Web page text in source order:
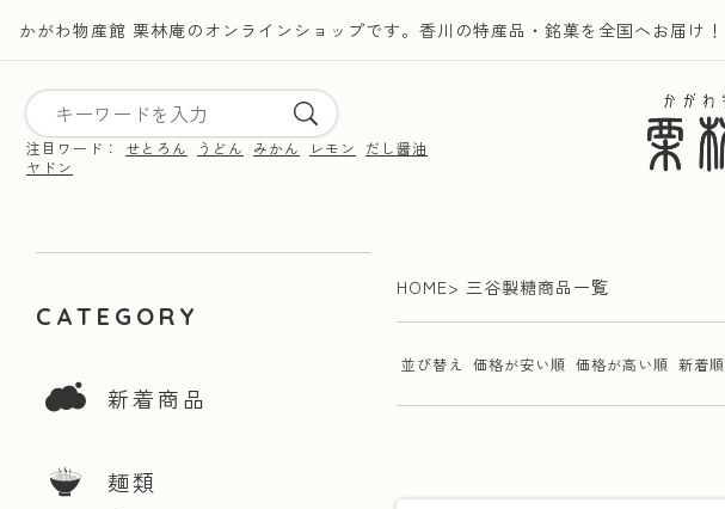
かがわ物産館 栗林庵のオンラインショップです。香川の特産品・銘菓を全国へお届け！
注目ワード： せとろん うどん みかん レモン
だし醤油
ヤドン
CATEGORY
新着商品
麺類
HOME 三谷製糖商品一覧
並び替え 価格が安い順 価格が高い順 新着順